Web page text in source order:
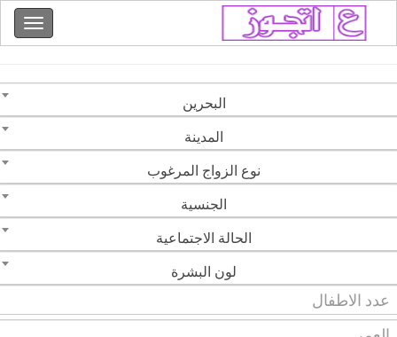
البحرين
المدينة
نوع الزواج المرغوب
الجنسية
الحالة الاجتماعية
لون البشرة